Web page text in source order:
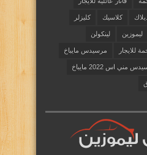
كلاسيك كليزلر
ليموزين لينكولن
للايجار مرسيدس مايباخ
مني اس 2022 مايباخ